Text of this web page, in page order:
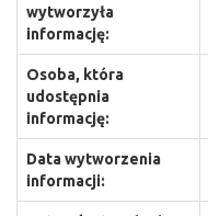
wytworzyła
informację:
Osoba, która
udostępnia
informację:
Data wytworzenia
informacji: